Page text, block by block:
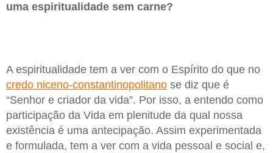
uma espiritualidade sem carne?
A espiritualidade tem a ver com o Espírito do que no
credo niceno-constantinopolitano se diz que é
“Senhor e criador da vida”. Por isso, a entendo como
participação da Vida em plenitude da qual nossa
existência é uma antecipação. Assim experimentada
e formulada, tem a ver com a vida pessoal e social e,